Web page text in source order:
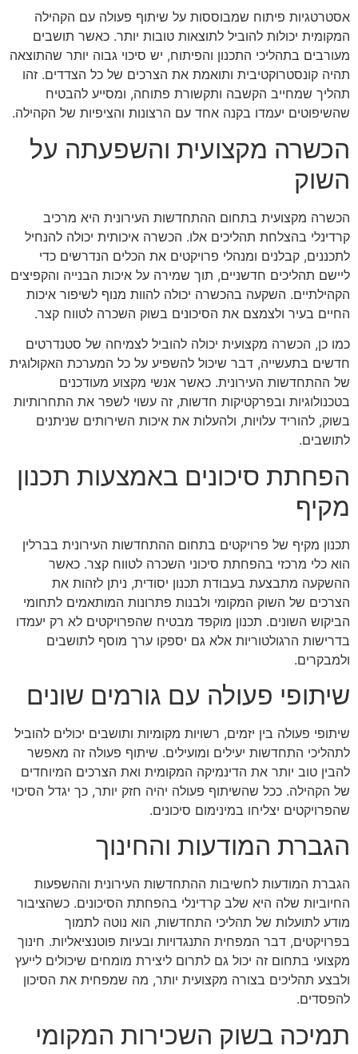
אסטרטגיות פיתוח שמבוססות על שיתוף פעולה עם הקהילה
המקומית יכולות להוביל לתוצאות טובות יותר. כאשר תושבים
מעורבים בתהליכי התכנון והפיתוח, יש סיכוי גבוה יותר שהתוצאה
תהיה קונסטרוקטיבית ותואמת את הצרכים של כל הצדדים. זהו
תהליך שמחייב הקשבה ותקשורת פתוחה, ומסייע להבטיח
שהשיפוטים יעמדו בקנה אחד עם הרצונות והציפיות של הקהילה.
הכשרה מקצועית והשפעתה על
השוק
הכשרה מקצועית בתחום ההתחדשות העירונית היא מרכיב
קרדינלי בהצלחת תהליכים אלו. הכשרה איכותית יכולה להנחיל
לתכננים, קבלנים ומנהלי פרויקטים את הכלים הנדרשים כדי
ליישם תהליכים חדשניים, תוך שמירה על איכות הבנייה והקפיצים
הקהילתיים. השקעה בהכשרה יכולה להוות מנוף לשיפור איכות
החיים בעיר ולצמצם את הסיכונים בשוק השכרה לטווח קצר.
כמו כן, הכשרה מקצועית יכולה להוביל לצמיחה של סטנדרטים
חדשים בתעשייה, דבר שיכול להשפיע על כל המערכת האקולוגית
של ההתחדשות העירונית. כאשר אנשי מקצוע מעודכנים
בטכנולוגיות ובפרקטיקות חדשות, זה עשוי לשפר את התחרותיות
בשוק, להוריד עלויות, ולהעלות את איכות השירותים שניתנים
לתושבים.
הפחתת סיכונים באמצעות תכנון
מקיף
תכנון מקיף של פרויקטים בתחום ההתחדשות העירונית בברלין
הוא כלי מרכזי בהפחתת סיכוני השכרה לטווח קצר. כאשר
ההשקעה מתבצעת בעבודת תכנון יסודית, ניתן לזהות את
הצרכים של השוק המקומי ולבנות פתרונות המותאמים לתחומי
הביקוש השונים. תכנון מוקפד מבטיח שהפרויקטים לא רק יעמדו
בדרישות הרגולטוריות אלא גם יספקו ערך מוסף לתושבים
ולמבקרים.
שיתופי פעולה עם גורמים שונים
שיתופי פעולה בין יזמים, רשויות מקומיות ותושבים יכולים להוביל
לתהליכי התחדשות יעילים ומועילים. שיתוף פעולה זה מאפשר
להבין טוב יותר את הדינמיקה המקומית ואת הצרכים המיוחדים
של הקהילה. ככל שהשיתוף פעולה יהיה חזק יותר, כך יגדל הסיכוי
שהפרויקטים יצליחו במינימום סיכונים.
הגברת המודעות והחינוך
הגברת המודעות לחשיבות ההתחדשות העירונית וההשפעות
החיוביות שלה היא שלב קרדינלי בהפחתת הסיכונים. כשהציבור
מודע לתועלות של תהליכי התחדשות, הוא נוטה לתמוך
בפרויקטים, דבר המפחית התנגדויות ובעיות פוטנציאליות. חינוך
מקצועי בתחום זה יכול גם לתרום ליצירת מומחים שיכולים לייעץ
ולבצע תהליכים בצורה מקצועית יותר, מה שמפחית את הסיכון
להפסדים.
תמיכה בשוק השכירות המקומי